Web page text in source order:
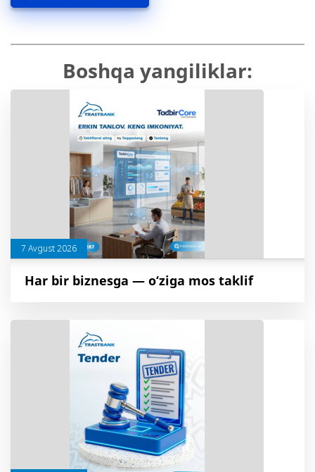
Boshqa yangiliklar:
7 Avgust 2026
Har bir biznesga — o‘ziga mos taklif